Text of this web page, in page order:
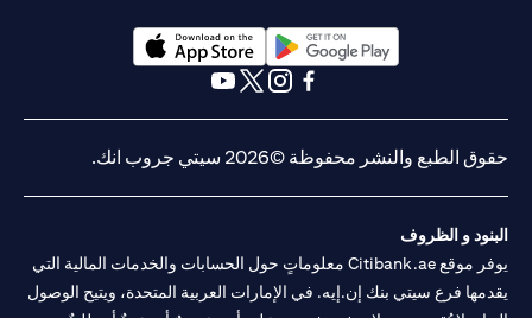
(opens in a new tab)
حقوق الطبع والنشر محفوظة ©2026 سيتي جروب انك.
البنود و الظروف
يوفر موقع Citibank.ae معلوماتٍ حول الحسابات والخدمات المالية التي
يقدمها فرع سيتي بنك إن.إيه. في الإمارات العربية المتحدة، ويتيح الوصول